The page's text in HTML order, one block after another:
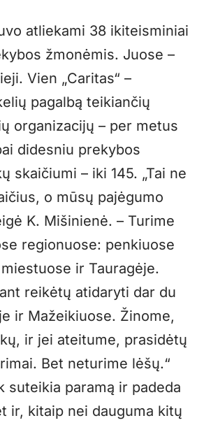
atliekami 38 ikiteisminiai
žmonėmis. Juose –
Vien „Caritas“ –
pagalbą teikiančių
organizacijų – per metus
didesniu prekybos
skaičiumi – iki 145. „Tai ne
o mūsų pajėgumo
K. Mišinienė. – Turime
regionuose: penkiuose
ir Tauragėje.
reikėtų atidaryti dar du
ir Mažeikiuose. Žinome,
ir jei ateitume, prasidėtų
Bet neturime lėšų.“
suteikia paramą ir padeda
ir, kitaip nei dauguma kitų